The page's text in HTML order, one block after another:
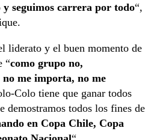
y seguimos carrera por todo“,
liderato y el buen momento de
“como grupo no,
me importa, no me
Colo tiene que ganar todos
demostramos todos los fines de
en Copa Chile, Copa